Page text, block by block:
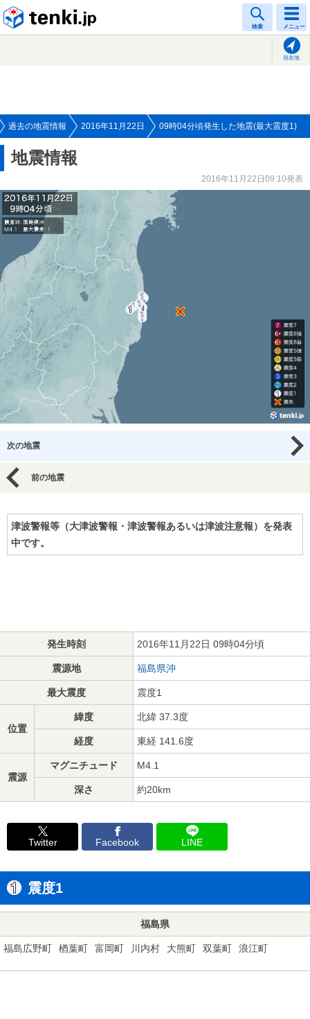
検索 メニュー
現在地
過去の地震情報 2016年11月22日 09時04分頃発生した地震(最大震度1)
地震情報
2016年11月22日09:10発表
次の地震
前の地震
津波警報等（大津波警報・津波警報あるいは津波注意報）を発表
中です。
発生時刻 2016年11月22日 09時04分頃
震源地 福島県沖
最大震度 震度1
位置
緯度 北緯 37.3度
経度 東経 141.6度
震源
マグニチュード M4.1
深さ 約20km
Twitter Facebook LINE
震度1
福島県
福島広野町 楢葉町 富岡町 川内村 大熊町 双葉町 浪江町